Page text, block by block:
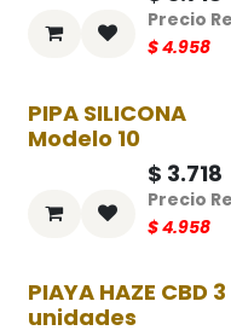
$4.958
PIPA SILICONA
Modelo 10
$ 3.718
$4.958
-25%
PIAYA HAZE CBD 3
unidades